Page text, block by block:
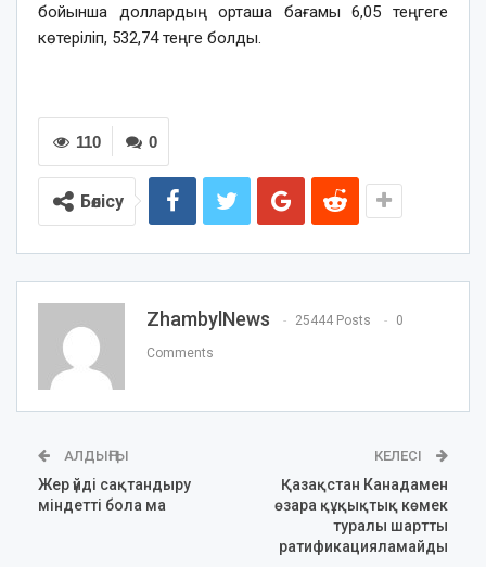
бойынша доллардың орташа бағамы 6,05 теңгеге
көтеріліп, 532,74 теңге болды.
0
110
Бөлісу
ZhambylNews 25444 Posts 0
Comments
АЛДЫҢҒЫ
Жер үйді сақтандыру
міндетті бола ма
КЕЛЕСІ
Қазақстан Канадамен
өзара құқықтық көмек
туралы шартты
ратификацияламайды